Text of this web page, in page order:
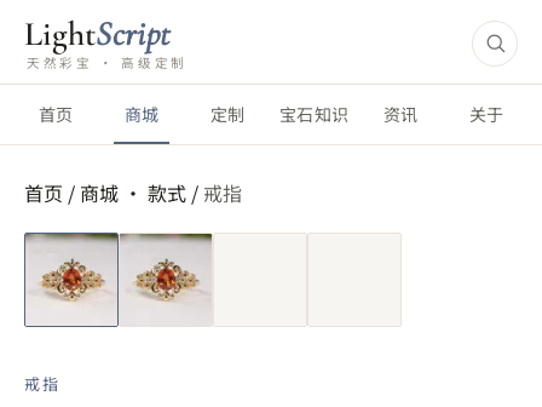
LightScript
天然彩宝 · 高级定制
首页 商城 定制 宝石知识 资讯 关于
首页 / 商城 · 款式 / 戒指
短视频
戒指